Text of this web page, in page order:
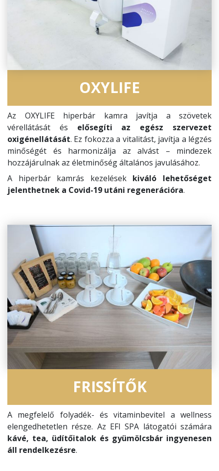
OXYLIFE
Az OXYLIFE hiperbár kamra javítja a szövetek
vérellátását és elősegíti az egész szervezet
oxigénellátását. Ez fokozza a vitalitást, javítja a légzés
minőségét és harmonizálja az alvást – mindezek
hozzájárulnak az életminőség általános javulásához.
A hiperbár kamrás kezelések kiváló lehetőséget
jelenthetnek a Covid-19 utáni regenerációra.
FRISSÍTŐK
A megfelelő folyadék- és vitaminbevitel a wellness
elengedhetetlen része. Az EFI SPA látogatói számára
kávé, tea, üdítőitalok és gyümölcsbár ingyenesen
áll rendelkezésre.